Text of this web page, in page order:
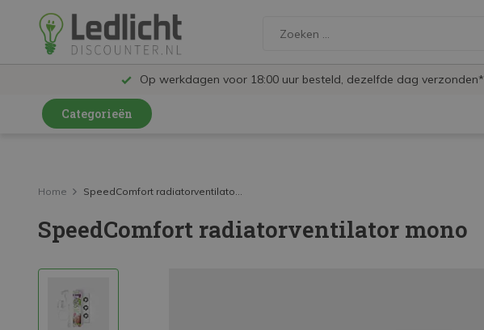
Op werkdagen voor 18:00 uur besteld, dezelfde dag verzonden*
Categorieën
LED Railspots
LED Panelen
LED Schijnwerpers
Home SpeedComfort radiatorventilato...
SpeedComfort radiatorventilator mono